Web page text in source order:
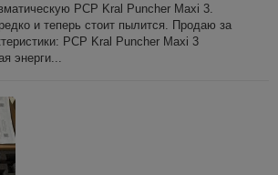
PCP Kral Puncher Maxi 3.
и теперь стоит пылится. Продаю за
PCP Kral Puncher Maxi 3
энерги...